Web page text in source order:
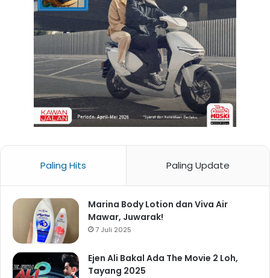
Paling Hits Paling Update
Marina Body Lotion dan Viva Air
Mawar, Juwarak!
7 Juli 2025
Ejen Ali Bakal Ada The Movie 2 Loh,
Tayang 2025